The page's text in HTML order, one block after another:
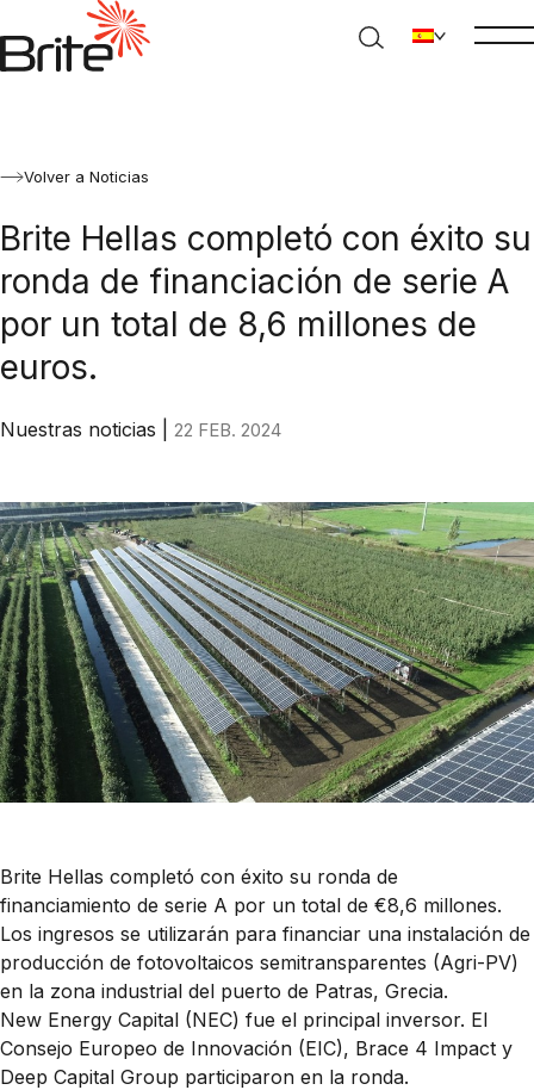
Volver a Noticias
Brite Hellas completó con éxito su
ronda de financiación de serie A
por un total de 8,6 millones de
euros.
Nuestras noticias 22 FEB. 2024
Brite Hellas completó con éxito su ronda de
financiamiento de serie A por un total de €8,6 millones.
Los ingresos se utilizarán para financiar una instalación de
producción de fotovoltaicos semitransparentes (Agri-PV)
en la zona industrial del puerto de Patras, Grecia.
New Energy Capital (NEC) fue el principal inversor. El
Consejo Europeo de Innovación (EIC), Brace 4 Impact y
Deep Capital Group participaron en la ronda.